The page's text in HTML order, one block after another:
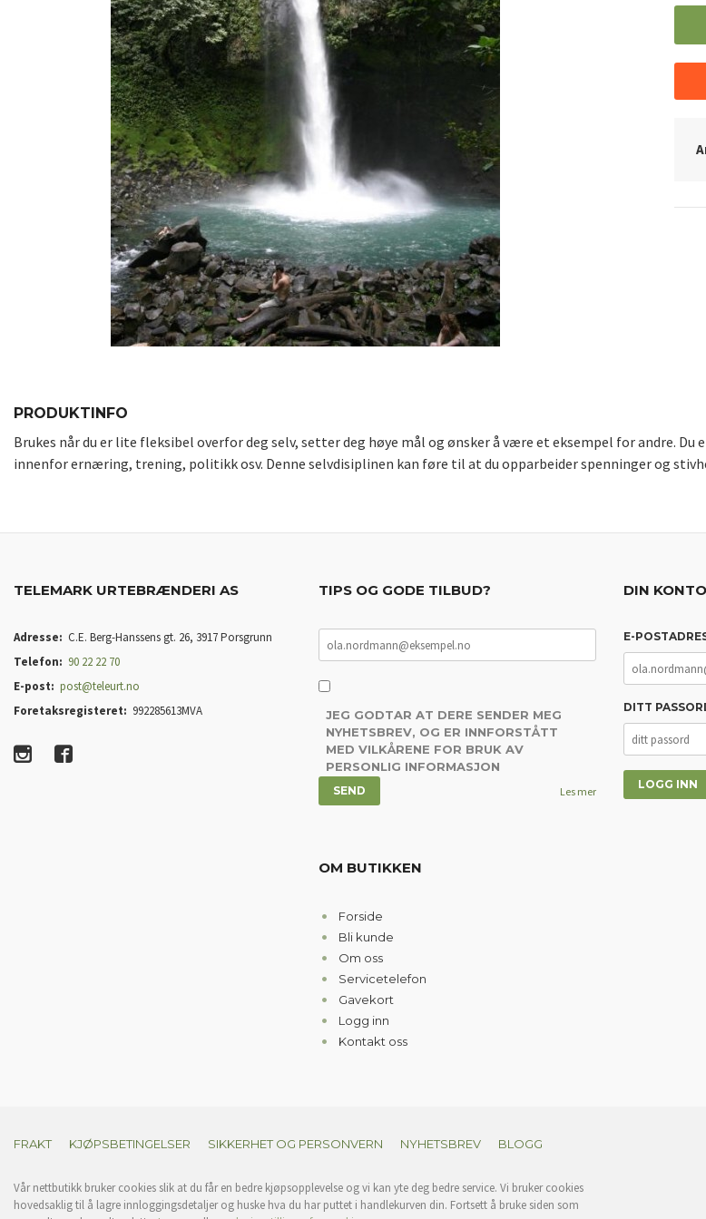
PRODUKTINFO
Brukes når du er lite fleksibel overfor deg selv, setter deg høye mål og ønsker å være et eksempel for andre.
innenfor ernæring, trening, politikk osv. Denne selvdisiplinen kan føre til at du opparbeider spenninger og
TELEMARK URTEBRÆNDERI AS
Adresse: C.E. Berg-Hanssens gt. 26, 3917 Porsgrunn
Telefon: 90 22 22 70
E-post: post@teleurt.no
Foretaksregisteret: 992285613MVA
TIPS OG GODE TILBUD?
JEG GODTAR AT DERE SENDER MEG
NYHETSBREV, OG ER INNFORSTÅTT
MED VILKÅRENE FOR BRUK AV
PERSONLIG INFORMASJON
Les mer
OM BUTIKKEN
Forside
Bli kunde
Om oss
Servicetelefon
Gavekort
Logg inn
Kontakt oss
DIN KONTO
E-
DITT
FRAKT KJØPSBETINGELSER SIKKERHET OG PERSONVERN NYHETSBREV BLOGG
Vår nettbutikk bruker cookies slik at du får en bedre kjøpsopplevelse og vi kan yte deg bedre service. Vi bruker cookies
hovedsaklig til å lagre innloggingsdetaljer og huske hva du har puttet i handlekurven din. Fortsett å bruke siden som